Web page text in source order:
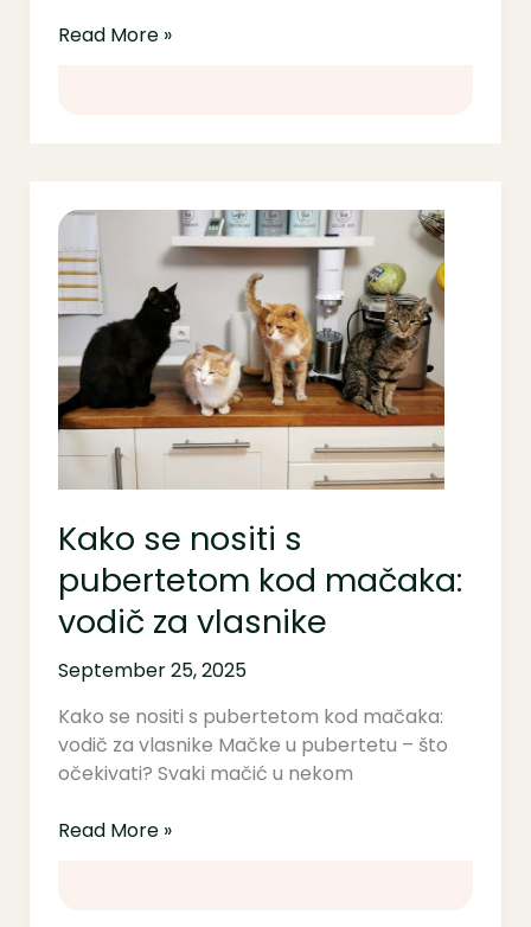
Read More »
Kako se nositi s
pubertetom kod mačaka:
vodič za vlasnike
September 25, 2025
Kako se nositi s pubertetom kod mačaka:
vodič za vlasnike Mačke u pubertetu – što
očekivati? Svaki mačić u nekom
Kako
se
nositi
s
pubertetom
kod
mačaka:
vodič
za
vlasnike
Read More »